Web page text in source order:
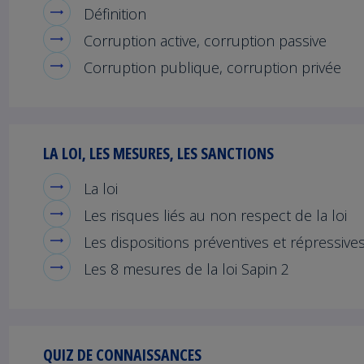
Définition
Corruption active, corruption passive
Corruption publique, corruption privée
LA LOI, LES MESURES, LES SANCTIONS
La loi
Les risques liés au non respect de la loi
Les dispositions préventives et
Les 8 mesures de la loi Sapin 2
QUIZ DE CONNAISSANCES